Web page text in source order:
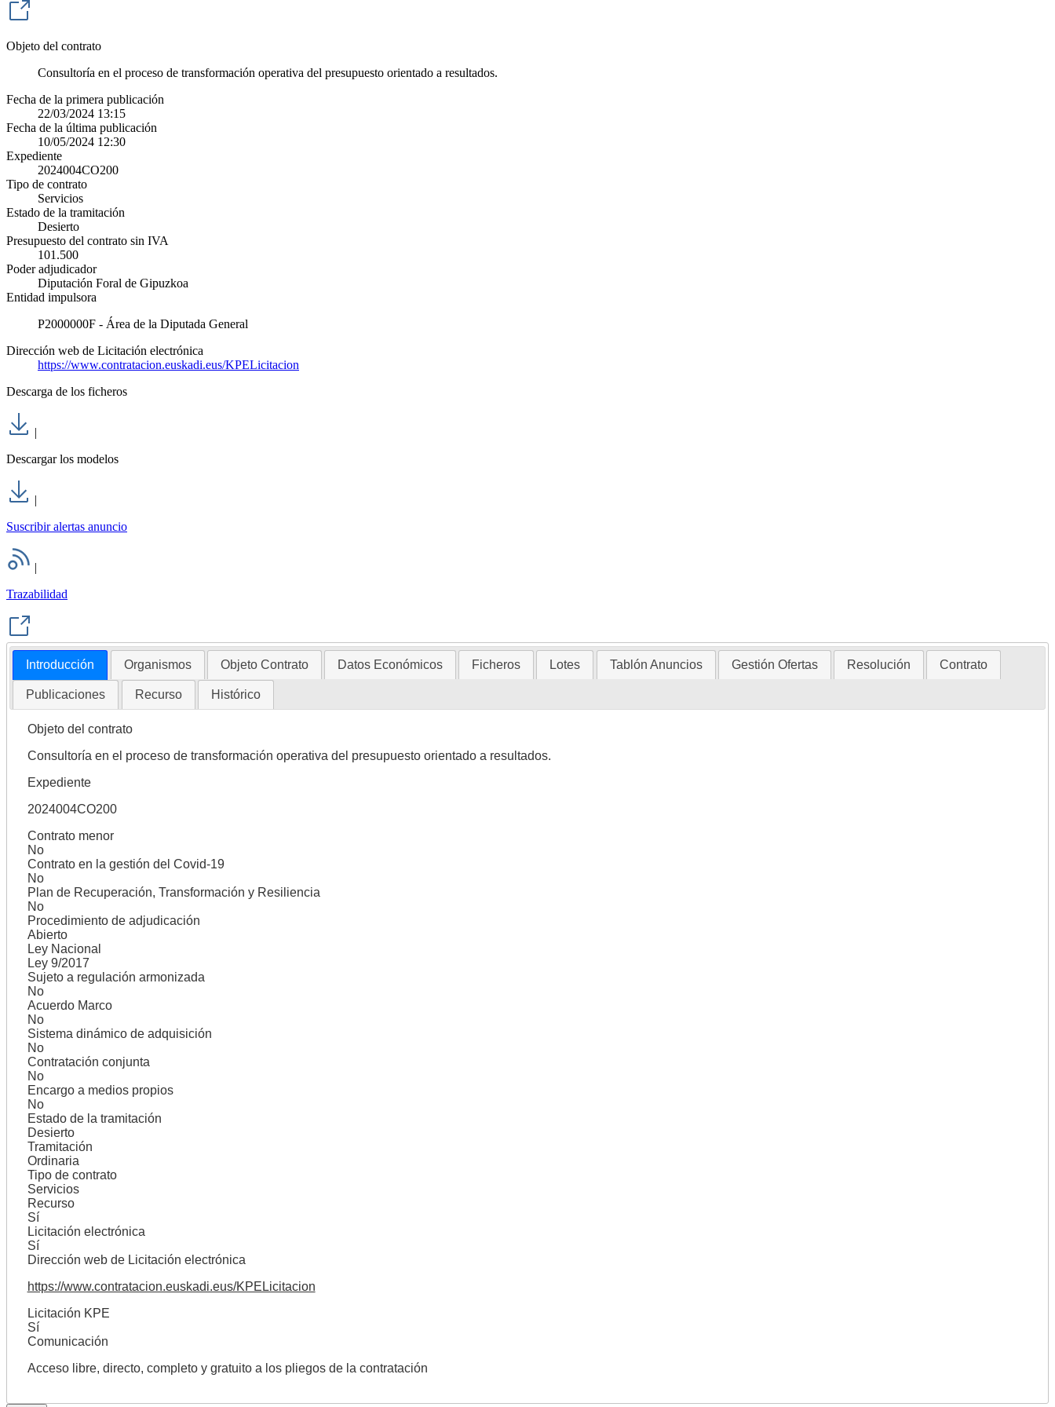
Objeto del contrato
Consultoría en el proceso de transformación operativa del presupuesto orientado a resultados.
Fecha de la primera publicación
22/03/2024 13:15
Fecha de la última publicación
10/05/2024 12:30
Expediente
2024004CO200
Tipo de contrato
Servicios
Estado de la tramitación
Desierto
Presupuesto del contrato sin IVA
101.500
Poder adjudicador
Diputación Foral de Gipuzkoa
Entidad impulsora
P2000000F - Área de la Diputada General
Dirección web de Licitación electrónica
https://www.contratacion.euskadi.eus/KPELicitacion
Descarga de los ficheros
|
Descargar los modelos
|
Suscribir alertas anuncio
|
Trazabilidad
Introducción Organismos Objeto Contrato Datos Económicos Ficheros Lotes Tablón Anuncios Gestión Ofertas Resolución Contrato
Publicaciones Recurso Histórico
Objeto del contrato
Consultoría en el proceso de transformación operativa del presupuesto orientado a resultados.
Expediente
2024004CO200
Contrato menor
No
Contrato en la gestión del Covid-19
No
Plan de Recuperación, Transformación y Resiliencia
No
Procedimiento de adjudicación
Abierto
Ley Nacional
Ley 9/2017
Sujeto a regulación armonizada
No
Acuerdo Marco
No
Sistema dinámico de adquisición
No
Contratación conjunta
No
Encargo a medios propios
No
Estado de la tramitación
Desierto
Tramitación
Ordinaria
Tipo de contrato
Servicios
Recurso
Sí
Licitación electrónica
Sí
Dirección web de Licitación electrónica
https://www.contratacion.euskadi.eus/KPELicitacion
Licitación KPE
Sí
Comunicación
Acceso libre, directo, completo y gratuito a los pliegos de la contratación